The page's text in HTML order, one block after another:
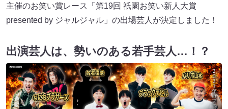
主催のお笑い賞レース「第19回 祇園お笑い新人大賞
presented by ジャルジャル」の出場芸人が決定しました！
出演芸人は、勢いのある若手芸人…！？